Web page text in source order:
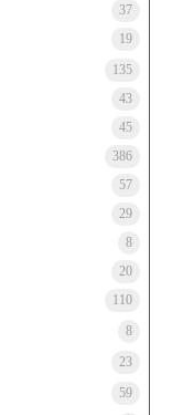
37
19
135
43
45
386
57
29
8
20
110
8
23
59